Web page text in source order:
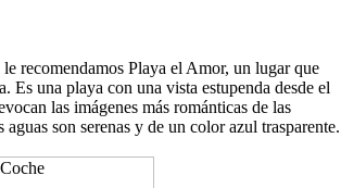
recomendamos Playa el Amor, un lugar que
Es una playa con una vista estupenda desde el
las imágenes más románticas de las
aguas son serenas y de un color azul trasparente.